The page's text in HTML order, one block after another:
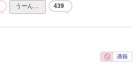
うーん… 439